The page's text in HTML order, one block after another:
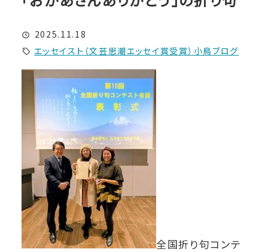
2025.11.18
エッセイスト（文芸思潮エッセイ賞受賞）小鳥ブログ
全国折り句コンテ